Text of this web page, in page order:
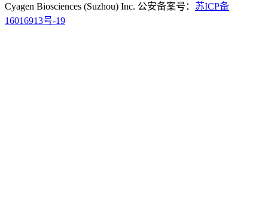
Cyagen Biosciences (Suzhou) Inc. 公安备案号： 苏ICP备
16016913号-19